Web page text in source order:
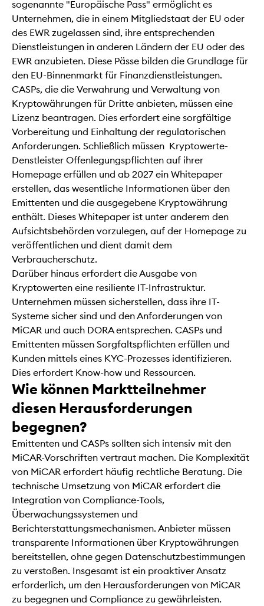
sogenannte "Europäische Pass" ermöglicht es
Unternehmen, die in einem Mitgliedstaat der EU oder
des EWR zugelassen sind, ihre entsprechenden
Dienstleistungen in anderen Ländern der EU oder des
EWR anzubieten. Diese Pässe bilden die Grundlage für
den EU-Binnenmarkt für Finanzdienstleistungen.
CASPs, die die Verwahrung und Verwaltung von
Kryptowährungen für Dritte anbieten, müssen eine
Lizenz beantragen. Dies erfordert eine sorgfältige
Vorbereitung und Einhaltung der regulatorischen
Anforderungen. Schließlich müssen Kryptowerte-
Denstleister Offenlegungspflichten auf ihrer
Homepage erfüllen und ab 2027 ein Whitepaper
erstellen, das wesentliche Informationen über den
Emittenten und die ausgegebene Kryptowährung
enthält. Dieses Whitepaper ist unter anderem den
Aufsichtsbehörden vorzulegen, auf der Homepage zu
veröffentlichen und dient damit dem
Verbraucherschutz.
Darüber hinaus erfordert die Ausgabe von
Kryptowerten eine resiliente IT-Infrastruktur.
Unternehmen müssen sicherstellen, dass ihre IT-
Systeme sicher sind und den Anforderungen von
MiCAR und auch DORA entsprechen. CASPs und
Emittenten müssen Sorgfaltspflichten erfüllen und
Kunden mittels eines KYC-Prozesses identifizieren.
Dies erfordert Know-how und Ressourcen.
Wie können Marktteilnehmer
diesen Herausforderungen
begegnen?
Emittenten und CASPs sollten sich intensiv mit den
MiCAR-Vorschriften vertraut machen. Die Komplexität
von MiCAR erfordert häufig rechtliche Beratung. Die
technische Umsetzung von MiCAR erfordert die
Integration von Compliance-Tools,
Überwachungssystemen und
Berichterstattungsmechanismen. Anbieter müssen
transparente Informationen über Kryptowährungen
bereitstellen, ohne gegen Datenschutzbestimmungen
zu verstoßen. Insgesamt ist ein proaktiver Ansatz
erforderlich, um den Herausforderungen von MiCAR
zu begegnen und Compliance zu gewährleisten.